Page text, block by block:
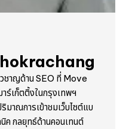
ชาญด้าน SEO ที่ Move
เก็ตติ้งในกรุงเทพฯ
มาณการเข้าชมเว็บไซต์แบ
ค กลยุทธ์ด้านคอนเทนต์